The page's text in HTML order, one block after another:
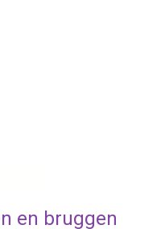
en bruggen